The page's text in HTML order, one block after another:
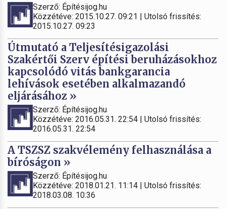
Szerző: Építésijog.hu
Közzétéve: 2015.10.27. 09:21 | Utolsó frissítés:
2015.10.27. 09:23
Útmutató a Teljesítésigazolási
Szakértői Szerv építési beruházásokhoz
kapcsolódó vitás bankgarancia
lehívások esetében alkalmazandó
eljárásához »
Szerző: Építésijog.hu
Közzétéve: 2016.05.31. 22:54 | Utolsó frissítés:
2016.05.31. 22:54
A TSZSZ szakvélemény felhasználása a
bíróságon »
Szerző: Építésijog.hu
Közzétéve: 2018.01.21. 11:14 | Utolsó frissítés:
2018.03.08. 10:36